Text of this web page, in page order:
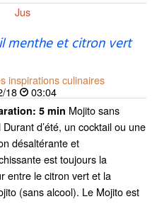
Jus
menthe et citron vert
inspirations culinaires
18
03:04
5 min Mojito sans
Durant d’été, un cocktail ou une
désaltérante et
est toujours la
entre le citron vert et la
(sans alcool). Le Mojito est